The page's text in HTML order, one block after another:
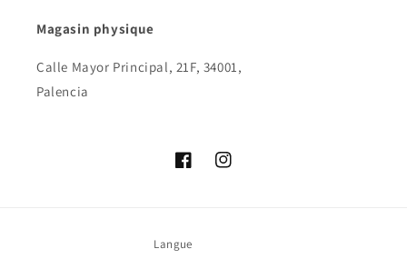
Magasin physique
Calle Mayor Principal, 21F, 34001,
Palencia
FacebookInstagram
Langue